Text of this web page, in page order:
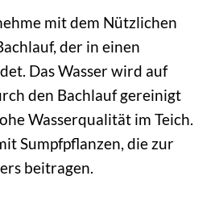
mit dem Nützlichen
der in einen
Das Wasser wird auf
den Bachlauf gereinigt
Wasserqualität im Teich.
Sumpfpflanzen, die zur
beitragen.